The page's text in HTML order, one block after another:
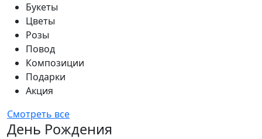
Букеты
Цветы
Розы
Повод
Композиции
Подарки
Акция
Смотреть все
День Рождения